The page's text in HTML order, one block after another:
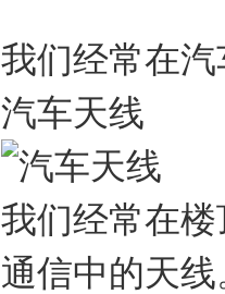
我们经常在汽
汽车天线
我们经常在
通信中的天线